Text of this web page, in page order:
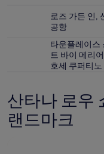
약
가
능
로즈 가든 인,
공항
타운플레이스
트 바이 메리
호세 쿠퍼티노
산타나 로우
랜드마크